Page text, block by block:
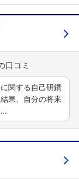
関する自己研鑽
果、自分の将来
…